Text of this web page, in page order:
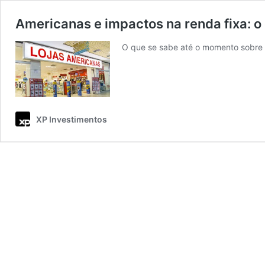
Americanas e impactos na renda fixa:
O que se sabe até o momento
XP Investimentos